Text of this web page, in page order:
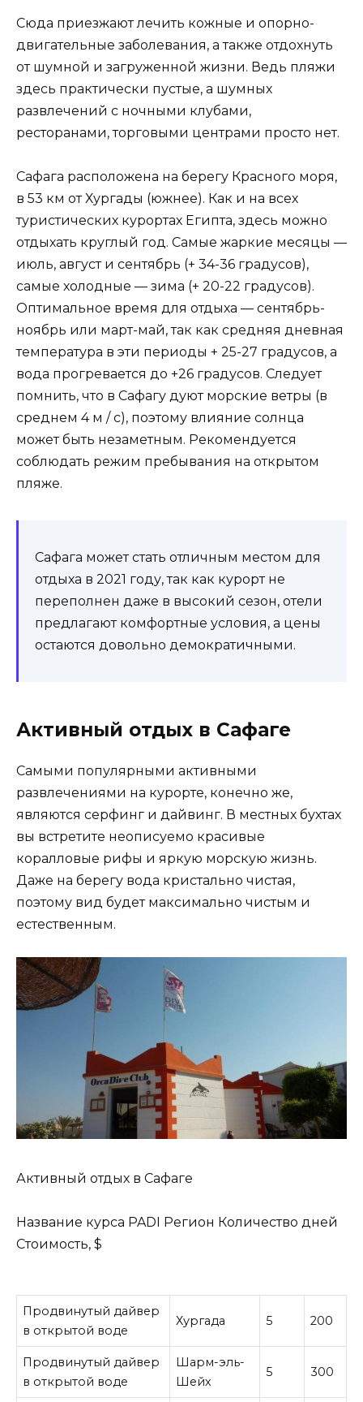
Сюда приезжают лечить кожные и опорно-
двигательные заболевания, а также отдохнуть
от шумной и загруженной жизни. Ведь пляжи
здесь практически пустые, а шумных
развлечений с ночными клубами,
ресторанами, торговыми центрами просто нет.
Сафага расположена на берегу Красного моря,
в 53 км от Хургады (южнее). Как и на всех
туристических курортах Египта, здесь можно
отдыхать круглый год. Самые жаркие месяцы —
июль, август и сентябрь (+ 34-36 градусов),
самые холодные — зима (+ 20-22 градусов).
Оптимальное время для отдыха — сентябрь-
ноябрь или март-май, так как средняя дневная
температура в эти периоды + 25-27 градусов, а
вода прогревается до +26 градусов. Следует
помнить, что в Сафагу дуют морские ветры (в
среднем 4 м / с), поэтому влияние солнца
может быть незаметным. Рекомендуется
соблюдать режим пребывания на открытом
пляже.
Сафага может стать отличным местом для
отдыха в 2021 году, так как курорт не
переполнен даже в высокий сезон, отели
предлагают комфортные условия, а цены
остаются довольно демократичными.
Активный отдых в Сафаге
Самыми популярными активными
развлечениями на курорте, конечно же,
являются серфинг и дайвинг. В местных бухтах
вы встретите неописуемо красивые
коралловые рифы и яркую морскую жизнь.
Даже на берегу вода кристально чистая,
поэтому вид будет максимально чистым и
естественным.
Активный отдых в Сафаге
Название курса PADI Регион Количество дней
Стоимость, $
Продвинутый дайвер
в открытой воде
Хургада 5 200
Продвинутый дайвер
в открытой воде
Шарм-эль-
Шейх
5 300